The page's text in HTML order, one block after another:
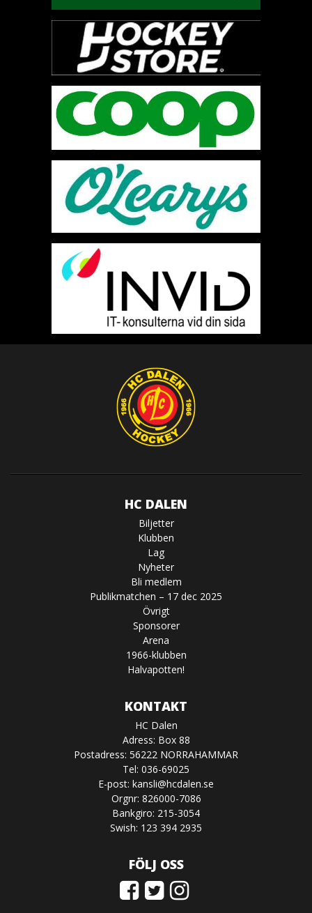
HC DALEN
Biljetter
Klubben
Lag
Nyheter
Bli medlem
Publikmatchen – 17 dec 2025
Övrigt
Sponsorer
Arena
1966-klubben
Halvapotten!
KONTAKT
HC Dalen
Adress: Box 88
Postadress: 56222 NORRAHAMMAR
Tel: 036-69025
E-post: kansli@hcdalen.se
Orgnr: 826000-7086
Bankgiro: 215-3054
Swish: 123 394 2935
FÖLJ OSS